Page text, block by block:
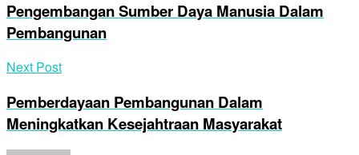
Pengembangan Sumber Daya Manusia Dalam
Pembangunan
Next Post
Pemberdayaan Pembangunan Dalam
Meningkatkan Kesejahtraan Masyarakat